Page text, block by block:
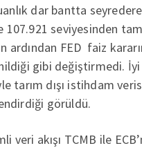
dar bantta
107.921 seviyesinden
ardından FED faiz
gibi değiştirmedi.
tarım dışı istihdam
görüldü.
veri akışı TCMB ile